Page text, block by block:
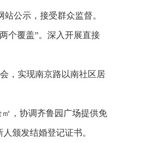
公示，接受群众监督。
个覆盖”。深入开展直接
，实现南京路以南社区居
，协调齐鲁园广场提供免
颁发结婚登记证书。